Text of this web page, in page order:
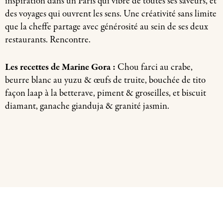
des voyages qui ouvrent les sens. Une créativité sans limite
que la cheffe partage avec générosité au sein de ses deux
restaurants. Rencontre.
Les recettes de Marine Gora : Chou farci au crabe,
beurre blanc au yuzu & œufs de truite, bouchée de tito
façon laap à la betterave, piment & groseilles, et biscuit
diamant, ganache gianduja & granité jasmin.